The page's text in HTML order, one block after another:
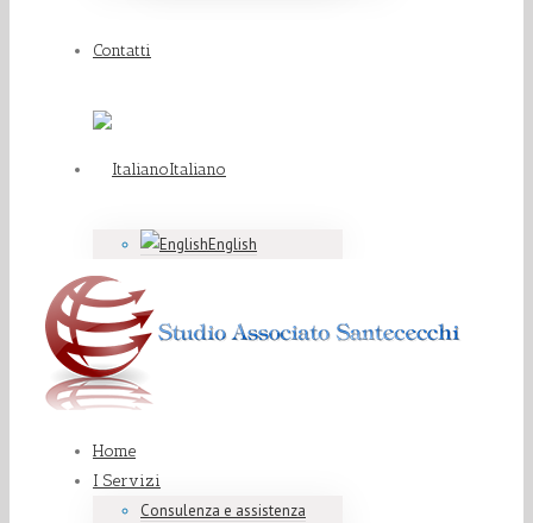
Contatti
Italiano
English
Home
I Servizi
Consulenza e assistenza